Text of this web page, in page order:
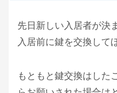
先日新しい入居者が決
入居前に鍵を交換して
もともと鍵交換はした